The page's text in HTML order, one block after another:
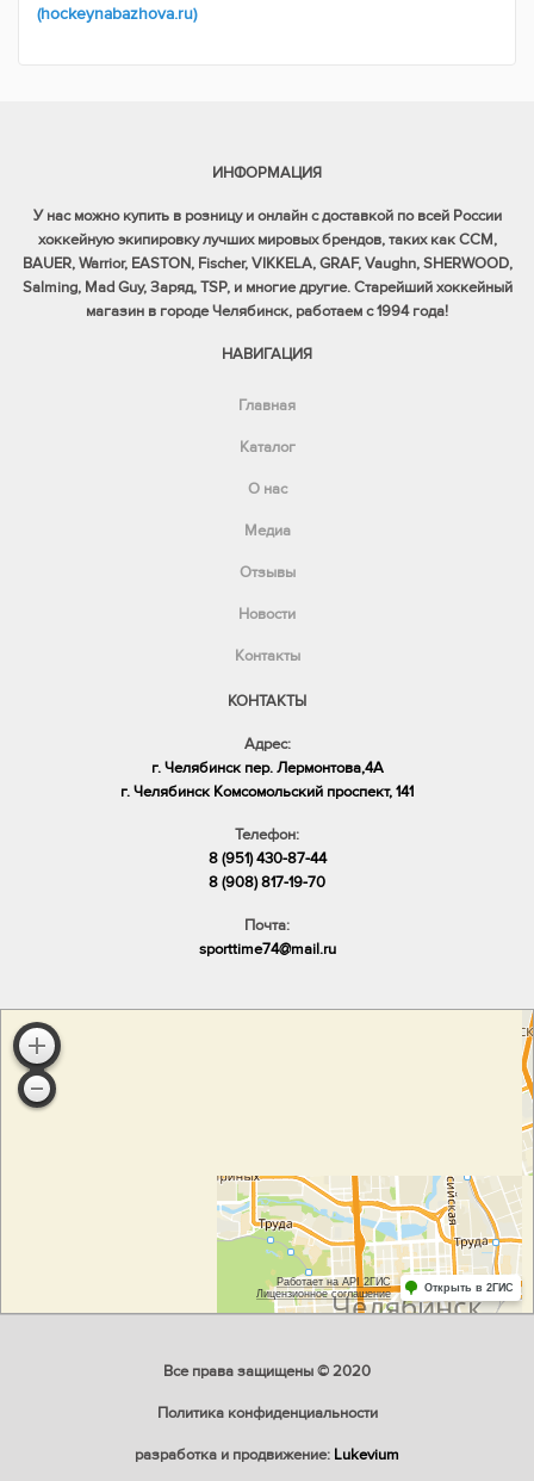
(hockeynabazhova.ru)
ИНФОРМАЦИЯ
У нас можно купить в розницу и онлайн с доставкой по всей России
хоккейную экипировку лучших мировых брендов, таких как CCM,
BAUER, Warrior, EASTON, Fischer, VIKKELA, GRAF, Vaughn, SHERWOOD,
Salming, Mad Guy, Заряд, TSP, и многие другие. Старейший хоккейный
магазин в городе Челябинск, работаем с 1994 года!
НАВИГАЦИЯ
Главная
Каталог
О нас
Медиа
Отзывы
Новости
Контакты
КОНТАКТЫ
Адрес:
г. Челябинск пер. Лермонтова,4А
​г. Челябинск Комсомольский проспект, 141
Телефон:
8 (951) 430-87-44
8 (908) 817-19-70
Почта:
sporttime74@mail.ru
Все права защищены © 2020
Политика конфиденциальности
разработка и продвижение: Lukevium